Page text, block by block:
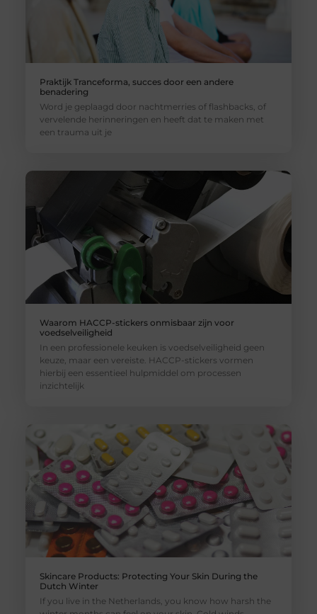
Praktijk Tranceforma, succes door een andere
benadering
Word je geplaagd door nachtmerries of flashbacks, of
vervelende herinneringen en heeft dat te maken met
een trauma uit je
Waarom HACCP-stickers onmisbaar zijn voor
voedselveiligheid
In een professionele keuken is voedselveiligheid geen
keuze, maar een vereiste. HACCP-stickers vormen
hierbij een essentieel hulpmiddel om processen
inzichtelijk
Skincare Products: Protecting Your Skin During the
Dutch Winter
If you live in the Netherlands, you know how harsh the